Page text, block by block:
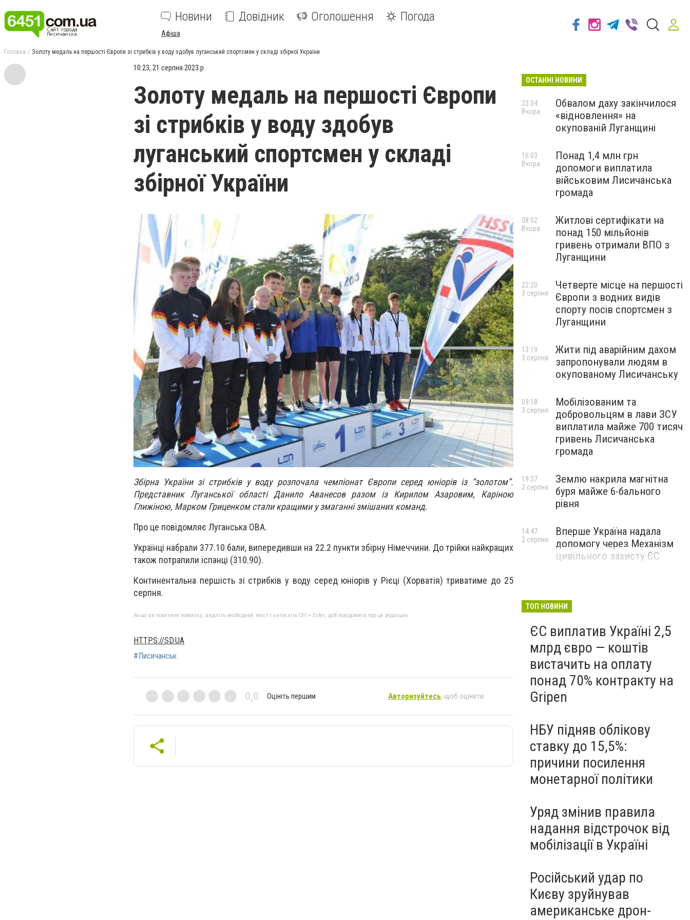
Новини Довідник Оголошення Погода
Афіша
Головна Золоту медаль на першості Європи зі стрибків у воду здобув луганський спортсмен у складі збірної України
10:23, 21 серпня 2023 р.
Золоту медаль на першості Європи
зі стрибків у воду здобув
луганський спортсмен у складі
збірної України
Збірна України зі стрибків у воду розпочала чемпіонат Європи серед юніорів із “золотом”.
Представник Луганської області Данило Аванесов разом із Кирилом Азаровим, Каріною
Глижіною, Марком Гриценком стали кращими у змаганні змішаних команд.
Про це повідомляє Луганська ОВА.
Українці набрали 377.10 бали, випередивши на 22.2 пункти збірну Німеччини. До трійки найкращих
також потрапили іспанці (310.90).
Континентальна першість зі стрибків у воду серед юніорів у Рієці (Хорватія) триватиме до 25
серпня.
Якщо ви помітили помилку, виділіть необхідний текст і натисніть Ctrl + Enter, щоб повідомити про це редакцію
HTTPS://SD.UA
#Лисичанськ
0,0 Оцініть першим Авторизуйтесь, щоб оцінити
ОСТАННІ НОВИНИ
Обвалом даху закінчилося
«відновлення» на
окупованій Луганщині
23:04
Вчора
Понад 1,4 млн грн
допомоги виплатила
військовим Лисичанська
громада
16:03
Вчора
Житлові сертифікати на
понад 150 мільйонів
гривень отримали ВПО з
Луганщини
08:02
Вчора
Четверте місце на першості
Європи з водних видів
спорту посів спортсмен з
Луганщини
22:20
3 серпня
Жити під аварійним дахом
запропонували людям в
окупованому Лисичанську
13:19
3 серпня
Мобілізованим та
добровольцям в лави ЗСУ
виплатила майже 700 тисяч
гривень Лисичанська
громада
09:18
3 серпня
Землю накрила магнітна
буря майже 6-бального
рівня
19:37
2 серпня
Вперше Україна надала
допомогу через Механізм
цивільного захисту ЄС
14:47
2 серпня
ТОП НОВИНИ
ЄС виплатив Україні 2,5
млрд євро — коштів
вистачить на оплату
понад 70% контракту на
Gripen
НБУ підняв облікову
ставку до 15,5%:
причини посилення
монетарної політики
Уряд змінив правила
надання відстрочок від
мобілізації в Україні
Російський удар по
Києву зруйнував
американське дрон-